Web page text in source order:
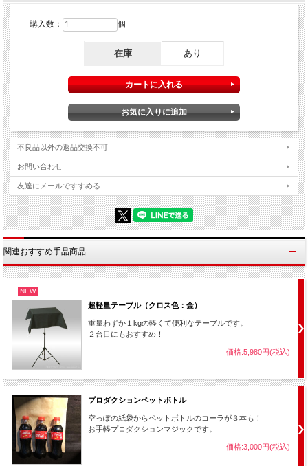
※演技は［マティーニタイプ］を使用しています。
「今からこのボトルを魔法で消して見せましょう。」
そう言ってあなたはボトルに紙筒をかぶせます・・・が、紙筒は小さく、ボトルの
半分くらいしか隠れません。
そこで今度は大きなスカーフを取り出します。
購入数： 個
在庫 あり
不良品以外の返品交換不可
お問い合わせ
友達にメールですすめる
関連おすすめ手品商品
NEW
超軽量テーブル（クロス色：金）
重量わずか１kgの軽くて便利なテーブルです。
２台目にもおすすめ！
価格:5,980円(税込)
プロダクションペットボトル
空っぽの紙袋からペットボトルのコーラが３本も！
お手軽プロダクションマジックです。
価格:3,000円(税込)